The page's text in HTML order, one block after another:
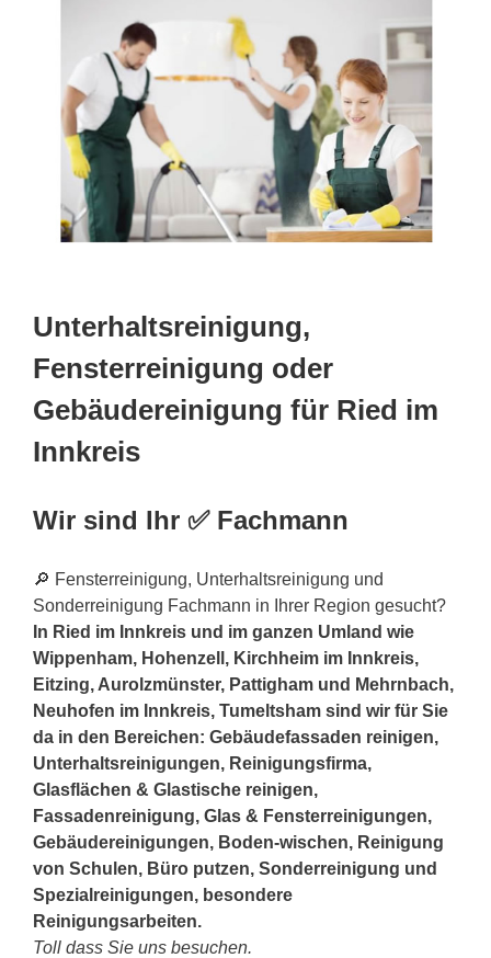
Unterhaltsreinigung,
Fensterreinigung oder
Gebäudereinigung für Ried im
Innkreis
Wir sind Ihr ✅ Fachmann
🔎 Fensterreinigung, Unterhaltsreinigung und
Sonderreinigung Fachmann in Ihrer Region gesucht?
In Ried im Innkreis und im ganzen Umland wie
Wippenham, Hohenzell, Kirchheim im Innkreis,
Eitzing, Aurolzmünster, Pattigham und Mehrnbach,
Neuhofen im Innkreis, Tumeltsham sind wir für Sie
da in den Bereichen: Gebäudefassaden reinigen,
Unterhaltsreinigungen, Reinigungsfirma,
Glasflächen & Glastische reinigen,
Fassadenreinigung, Glas & Fensterreinigungen,
Gebäudereinigungen, Boden-wischen, Reinigung
von Schulen, Büro putzen, Sonderreinigung und
Spezialreinigungen, besondere
Reinigungsarbeiten.
Toll dass Sie uns besuchen.